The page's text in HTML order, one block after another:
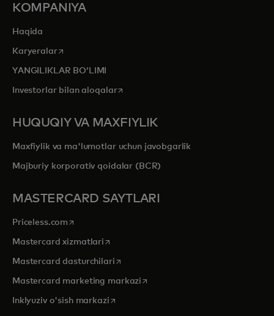
KOMPANIYA
Haqida
Karyeralaropens in a new tab
YANGILIKLAR BOʻLIMI
Investorlar bilan aloqalaropens in a new tab
HUQUQIY VA MAXFIYLIK
Maxfiylik va ma'lumotlar uchun javobgarlik
Majburiy korporativ qoidalar (BCR)
MASTERCARD SAYTLARI
Priceless.com opens in a new tab
Mastercard xizmatlari opens in a new tab
Mastercard dasturchilariopens in a new tab
Mastercard marketing markazi opens in a new tab
Inklyuziv o'sish markaziopens in a new tab